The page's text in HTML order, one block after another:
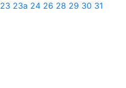
23 23а 24 26 28 29 30 31